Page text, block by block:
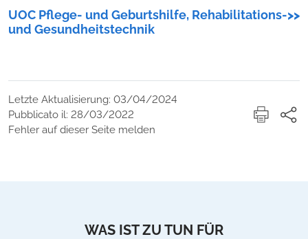
UOC Pflege- und Geburtshilfe, Rehabilitations-
und Gesundheitstechnik
>>
Letzte Aktualisierung: 03/04/2024
Pubblicato il: 28/03/2022
Fehler auf dieser Seite melden
WAS IST ZU TUN FÜR